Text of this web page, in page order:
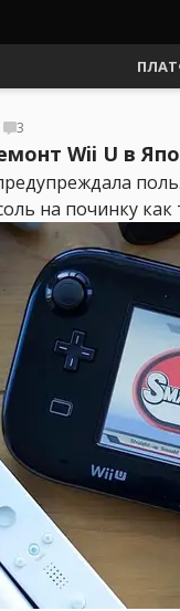
3
Wii U в
на починку как